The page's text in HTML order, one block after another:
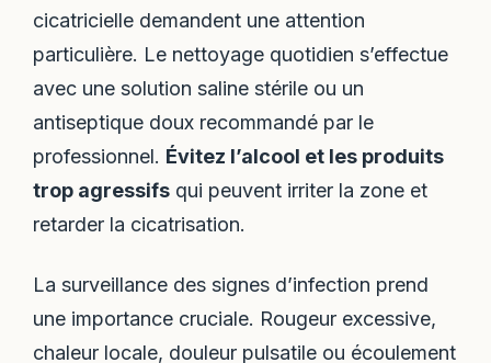
cicatricielle demandent une attention
particulière. Le nettoyage quotidien s’effectue
avec une solution saline stérile ou un
antiseptique doux recommandé par le
professionnel. Évitez l’alcool et les produits
trop agressifs qui peuvent irriter la zone et
retarder la cicatrisation.
La surveillance des signes d’infection prend
une importance cruciale. Rougeur excessive,
chaleur locale, douleur pulsatile ou écoulement